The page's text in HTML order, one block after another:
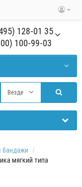
128-01 35
100-99-03
Везде
мягкий типа